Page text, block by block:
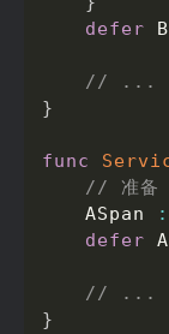
defer
// ...
}
func
// 准备
	ASpan
defer
// ...
}